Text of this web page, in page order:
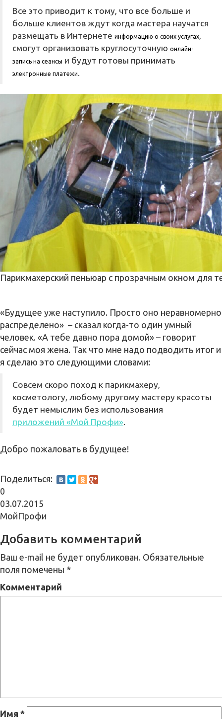
Все это приводит к тому, что все больше и
больше клиентов ждут когда мастера научатся
размещать в Интернете информацию о своих услугах,
смогут организовать круглосуточную онлайн-
запись на сеансы и будут готовы принимать
электронные платежи.
Парикмахерский пеньюар с прозрачным окном для
«Будущее уже наступило. Просто оно неравномерно
распределено» – сказал когда-то один умный
человек. «А тебе давно пора домой» – говорит
сейчас моя жена. Так что мне надо подводить итог и
я сделаю это следующими словами:
Совсем скоро поход к парикмахеру,
косметологу, любому другому мастеру красоты
будет немыслим без использования
приложений «Мой Профи».
Добро пожаловать в будущее!
Поделиться:
0
03.07.2015
МойПрофи
Добавить комментарий
Ваш e-mail не будет опубликован. Обязательные
поля помечены *
Комментарий
Имя *